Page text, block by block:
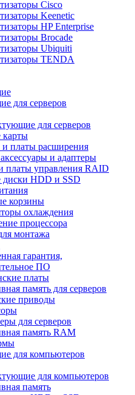
Cisco
Keenetic
HP Enterprise
Brocade
Ubiquiti
TENDA
для серверов
для серверов
карты
и платы расширения
и адаптеры
платы управления RAID
диски HDD и SSD
корзины
охлаждения
процессора
монтажа
гарантия,
ПО
платы
память для серверов
приводы
для серверов
память RAM
для компьютеров
для компьютеров
память